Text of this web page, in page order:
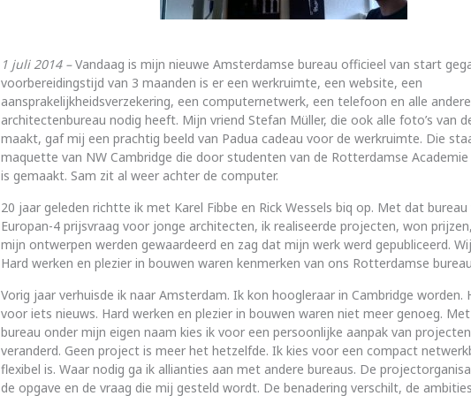
1 juli 2014 –Vandaag is mijn nieuwe Amsterdamse bureau officieel van start
voorbereidingstijd van 3 maanden is er een werkruimte, een website, een
aansprakelijkheidsverzekering, een computernetwerk, een telefoon en alle
architectenbureau nodig heeft. Mijn vriend Stefan Müller, die ook alle foto’s van
maakt, gaf mij een prachtig beeld van Padua cadeau voor de werkruimte. Die
maquette van NW Cambridge die door studenten van de Rotterdamse
is gemaakt. Sam zit al weer achter de computer.
20 jaar geleden richtte ik met Karel Fibbe en Rick Wessels biq op. Met dat bureau
Europan-4 prijsvraag voor jonge architecten, ik realiseerde projecten, won
mijn ontwerpen werden gewaardeerd en zag dat mijn werk werd gepubliceerd.
Hard werken en plezier in bouwen waren kenmerken van ons Rotterdamse
Vorig jaar verhuisde ik naar Amsterdam. Ik kon hoogleraar in Cambridge worden.
voor iets nieuws. Hard werken en plezier in bouwen waren niet meer genoeg.
bureau onder mijn eigen naam kies ik voor een persoonlijke aanpak van
veranderd. Geen project is meer het hetzelfde. Ik kies voor een compact
flexibel is. Waar nodig ga ik allianties aan met andere bureaus. De
de opgave en de vraag die mij gesteld wordt. De benadering verschilt, de